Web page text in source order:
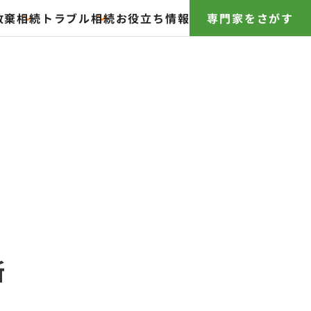
棄相続トラブル相続お役立ち情報 専門家をさがす